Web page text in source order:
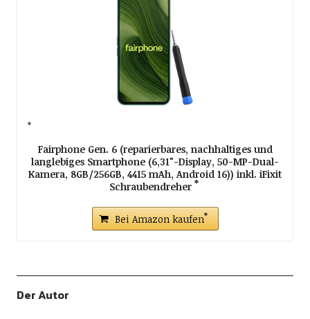
Fairphone Gen. 6 (reparierbares, nachhaltiges und
langlebiges Smartphone (6,31"-Display, 50-MP-Dual-
Kamera, 8GB/256GB, 4415 mAh, Android 16)) inkl. iFixit
Schraubendreher
Bei Amazon kaufen
Der Autor